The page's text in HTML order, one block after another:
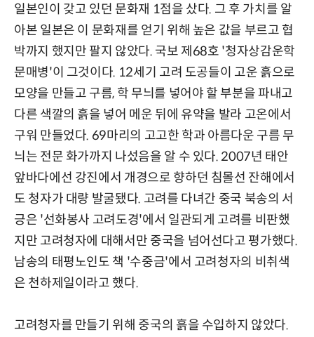
일본인이 갖고 있던 문화재 1점을 샀다. 그 후 가치를 알
아본 일본은 이 문화재를 얻기 위해 높은 값을 부르고 협
박까지 했지만 팔지 않았다. 국보 제68호 '청자상감운학
문매병'이 그것이다. 12세기 고려 도공들이 고운 흙으로
모양을 만들고 구름, 학 무늬를 넣어야 할 부분을 파내고
다른 색깔의 흙을 넣어 메운 뒤에 유약을 발라 고온에서
구워 만들었다. 69마리의 고고한 학과 아름다운 구름 무
늬는 전문 화가까지 나섰음을 알 수 있다. 2007년 태안
앞바다에선 강진에서 개경으로 향하던 침몰선 잔해에서
도 청자가 대량 발굴됐다. 고려를 다녀간 중국 북송의 서
긍은 '선화봉사 고려도경'에서 일관되게 고려를 비판했
지만 고려청자에 대해서만 중국을 넘어선다고 평가했다.
남송의 태평노인도 책 '수중금'에서 고려청자의 비취색
은 천하제일이라고 했다.
고려청자를 만들기 위해 중국의 흙을 수입하지 않았다.